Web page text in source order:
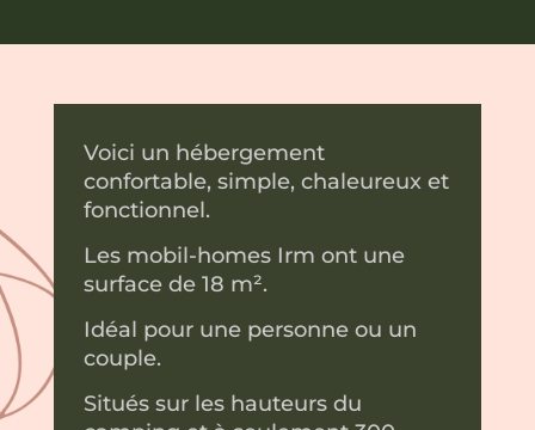
Voici un hébergement
confortable, simple, chaleureux et
fonctionnel.
Les mobil-homes Irm ont une
surface de 18 m².
Idéal pour une personne ou un
couple.
Situés sur les hauteurs du